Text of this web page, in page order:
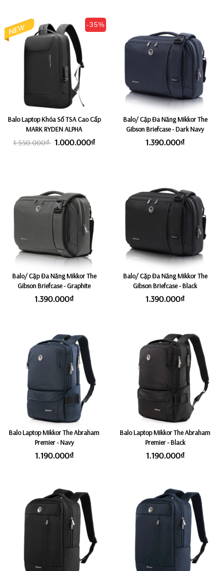
-35%
Balo Laptop Khóa Số TSA Cao Cấp
MARK RYDEN ALPHA
1.550.000₫ 1.000.000₫
Balo/ Cặp Đa Năng Mikkor The
Gibson Briefcase - Dark Navy
1.390.000₫
Balo/ Cặp Đa Năng Mikkor The
Gibson Briefcase - Graphite
1.390.000₫
Balo/ Cặp Đa Năng Mikkor The
Gibson Briefcase - Black
1.390.000₫
Balo Laptop Mikkor The Abraham
Premier - Navy
1.190.000₫
Balo Laptop Mikkor The Abraham
Premier - Black
1.190.000₫